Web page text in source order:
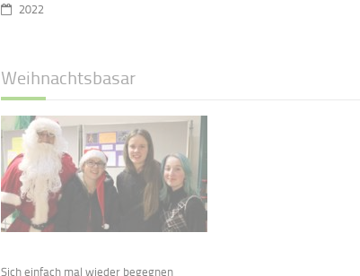
2022
Weihnachtsbasar
Sich einfach mal wieder begegnen